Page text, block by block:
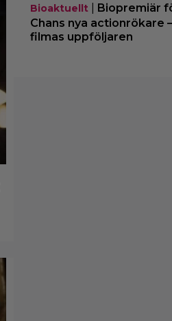
Bioaktuellt
Biopremiär
Chans nya actionrökare
filmas uppföljaren